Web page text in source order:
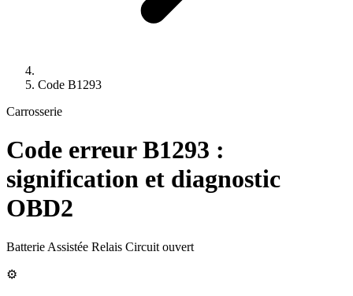
Code B1293
Carrosserie
Code erreurB1293 :
signification et diagnostic
OBD2
Batterie Assistée Relais Circuit ouvert
⚙️